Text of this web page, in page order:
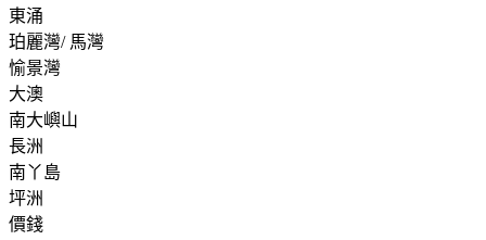
東涌
珀麗灣/ 馬灣
愉景灣
大澳
南大嶼山
長洲
南丫島
坪洲
價錢